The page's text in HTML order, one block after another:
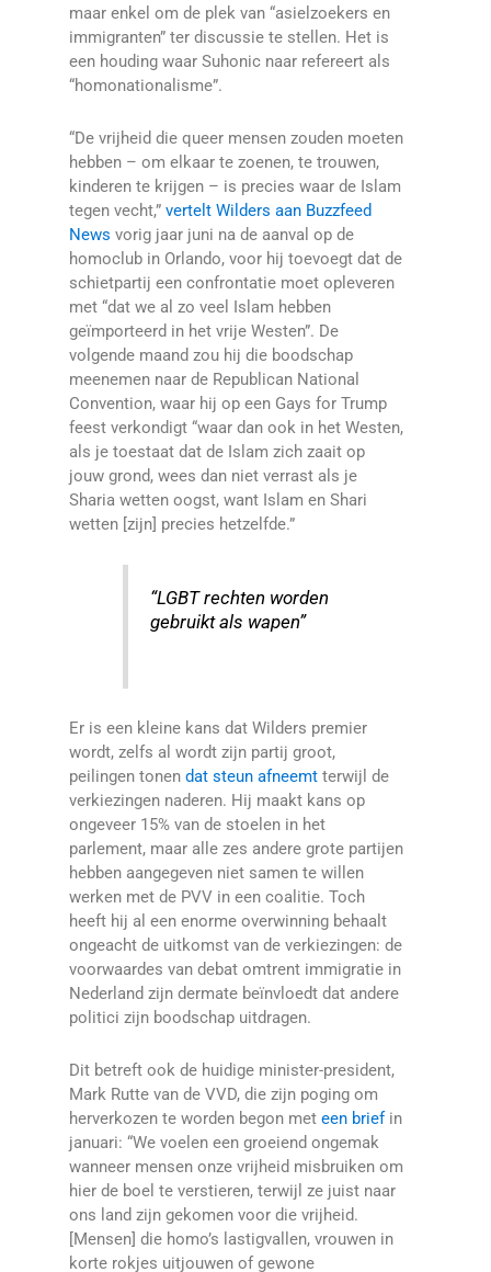
maar enkel om de plek van “asielzoekers en
immigranten” ter discussie te stellen. Het is
een houding waar Suhonic naar refereert als
“homonationalisme”.
“De vrijheid die queer mensen zouden moeten
hebben – om elkaar te zoenen, te trouwen,
kinderen te krijgen – is precies waar de Islam
tegen vecht,” vertelt Wilders aan Buzzfeed
News vorig jaar juni na de aanval op de
homoclub in Orlando, voor hij toevoegt dat de
schietpartij een confrontatie moet opleveren
met “dat we al zo veel Islam hebben
geïmporteerd in het vrije Westen”. De
volgende maand zou hij die boodschap
meenemen naar de Republican National
Convention, waar hij op een Gays for Trump
feest verkondigt “waar dan ook in het Westen,
als je toestaat dat de Islam zich zaait op
jouw grond, wees dan niet verrast als je
Sharia wetten oogst, want Islam en Shari
wetten [zijn] precies hetzelfde.”
“LGBT rechten worden
gebruikt als wapen”
Er is een kleine kans dat Wilders premier
wordt, zelfs al wordt zijn partij groot,
peilingen tonen dat steun afneemtterwijl de
verkiezingen naderen. Hij maakt kans op
ongeveer 15% van de stoelen in het
parlement, maar alle zes andere grote partijen
hebben aangegeven niet samen te willen
werken met de PVV in een coalitie. Toch
heeft hij al een enorme overwinning behaalt
ongeacht de uitkomst van de verkiezingen: de
voorwaardes van debat omtrent immigratie in
Nederland zijn dermate beïnvloedt dat andere
politici zijn boodschap uitdragen.
Dit betreft ook de huidige minister-president,
Mark Rutte van de VVD, die zijn poging om
herverkozen te worden begon met een briefin
januari: “We voelen een groeiend ongemak
wanneer mensen onze vrijheid misbruiken om
hier de boel te verstieren, terwijl ze juist naar
ons land zijn gekomen voor die vrijheid.
[Mensen] die homo’s lastigvallen, vrouwen in
korte rokjes uitjouwen of gewone